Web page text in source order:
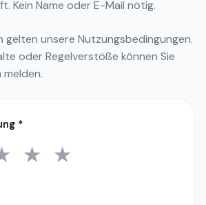
Kein Name oder E-Mail nötig.
gelten unsere Nutzungsbedingungen.
oder Regelverstöße können Sie
melden.
*
3 Sterne
4 Sterne
★ 5 Sterne
★